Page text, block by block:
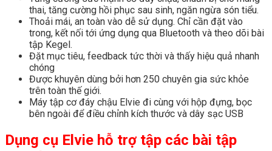
thai, tăng cường hồi phục sau sinh, ngăn ngừa són tiểu.
Thoải mái, an toàn vào dễ sử dụng. Chỉ cần đặt vào
trong, kết nối tới ứng dụng qua Bluetooth và theo dõi bài
tập Kegel.
Đặt mục tiêu, feedback tức thời và thấy hiệu quả nhanh
chóng
Được khuyên dùng bởi hơn 250 chuyên gia sức khỏe
trên toàn thế giới.
Máy tập cơ đáy chậu Elvie đi cùng với hộp đựng, bọc
bên ngoài để điều chỉnh kích thước và dây sạc USB
Dụng cụ Elvie hỗ trợ tập các bài tập